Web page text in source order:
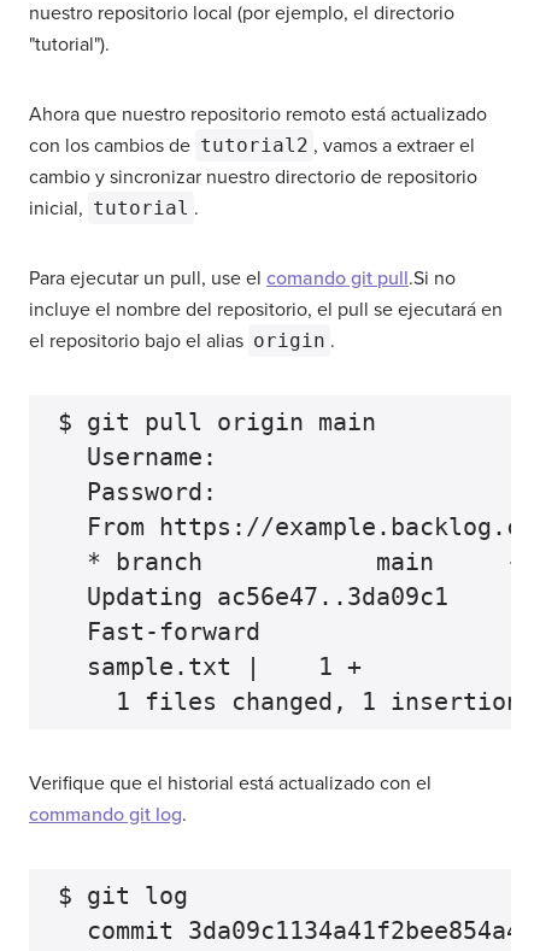
nuestro repositorio local (por ejemplo, el directorio
"tutorial").
Ahora que nuestro repositorio remoto está actualizado
con los cambios de tutorial2 , vamos a extraer el
cambio y sincronizar nuestro directorio de repositorio
inicial, tutorial .
Para ejecutar un pull, use el comando git pull.Si no
incluye el nombre del repositorio, el pull se ejecutará en
el repositorio bajo el alias origin .
$ git pull origin main
  Username:
  Password:
From https://
* branch            main     -
  Updating ac56e47..3da09c1
  Fast-forward
  sample.txt |    1 +
Verifique que el historial está actualizado con el
commando git log.
$ git log
commit